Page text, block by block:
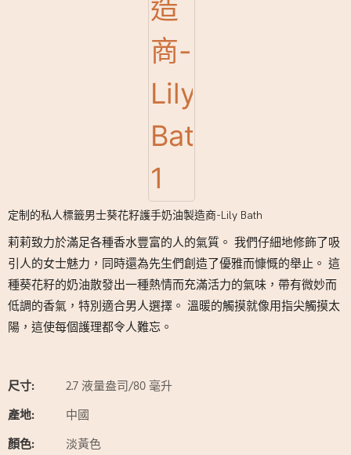
定制的私人標籤男士葵花籽護手奶油製造商-Lily Bath
莉莉致力於滿足各種香水豐富的人的氣質。 我們仔細地修飾了吸
引人的女士魅力，同時還為先生們創造了優雅而慷慨的舉止。 這
種葵花籽的奶油散發出一種熱情而充滿活力的氣味，帶有微妙而
低調的香氣，特別適合男人選擇。 溫暖的觸摸就像用指尖觸摸太
陽，這使每個護理都令人難忘。
尺寸:
2.7 液量盎司/80 毫升
產地:
中國
顏色:
淡黃色